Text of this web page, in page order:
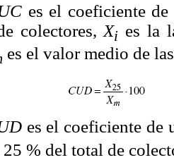
es el coeficiente
colectores, Xi es la
es el valor medio de
es el coeficiente
% del total de